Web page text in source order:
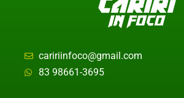
caririinfoco@gmail.com
83 98661-3695